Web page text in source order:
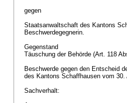
gegen
Staatsanwaltschaft des Kantons
Beschwerdegegnerin.
Gegenstand
Täuschung der Behörde (Art. 118
Beschwerde gegen den Entscheid
des Kantons Schaffhausen vom 30.
Sachverhalt: